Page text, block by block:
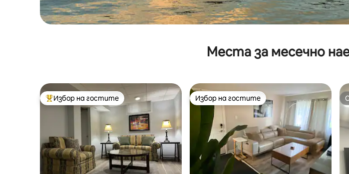
Места за месечно
Най-популярен избор на гостите
Избор на гостите Избор на гостите
Избор на гостите